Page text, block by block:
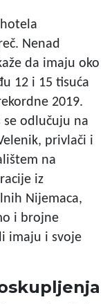
Nenad
da imaju oko
12 i 15 tisuća
2019.
se odlučuju na
privlači i
na
iz
Nijemaca,
i brojne
imaju i svoje